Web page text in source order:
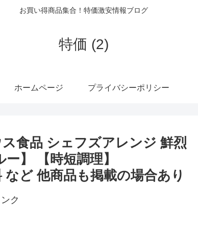
お買い得商品集合！特価激安情報ブログ
特価 (2)
ホームページ プライバシーポリシー
食品 シェフズアレンジ 鮮烈
】 【時短調理】
など 他商品も掲載の場合あり
ク